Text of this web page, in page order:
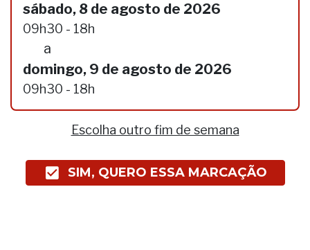
sábado, 8 de agosto de 2026
09h30 - 18h
a
domingo, 9 de agosto de 2026
09h30 - 18h
Escolha outro fim de semana
SIM, QUERO ESSA MARCAÇÃO